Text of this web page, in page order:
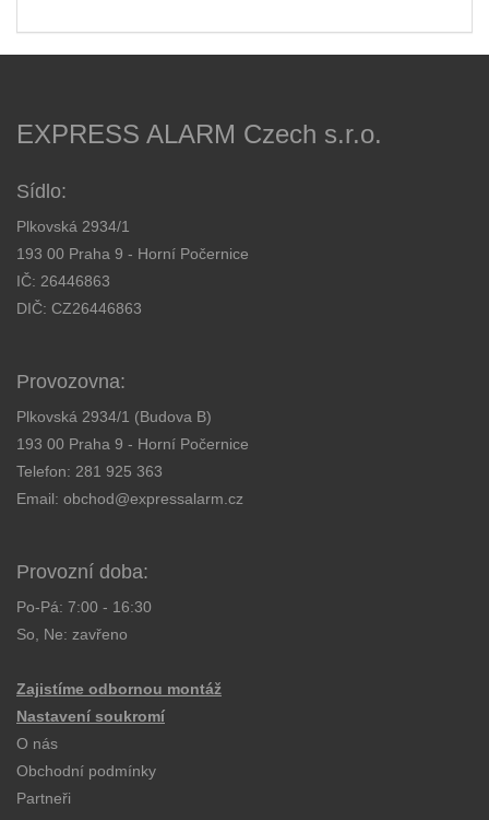
EXPRESS ALARM Czech s.r.o.
Sídlo:
Plkovská 2934/1
193 00 Praha 9 - Horní Počernice
IČ: 26446863
DIČ: CZ26446863
Provozovna:
Plkovská 2934/1 (Budova B)
193 00 Praha 9 - Horní Počernice
Telefon: 281 925 363
Email: obchod@expressalarm.cz
Provozní doba:
Po-Pá: 7:00 - 16:30
So, Ne: zavřeno
Zajistíme odbornou montáž
Nastavení soukromí
O nás
Obchodní podmínky
Partneři